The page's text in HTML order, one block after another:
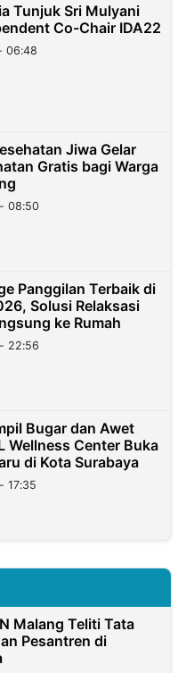
Tunjuk Sri Mulyani
Co-Chair IDA22
06:48
Jiwa Gelar
Gratis bagi Warga
08:50
Panggilan Terbaik di
Solusi Relaksasi
ke Rumah
22:56
Bugar dan Awet
Wellness Center Buka
di Kota Surabaya
17:35
Malang Teliti Tata
Pesantren di